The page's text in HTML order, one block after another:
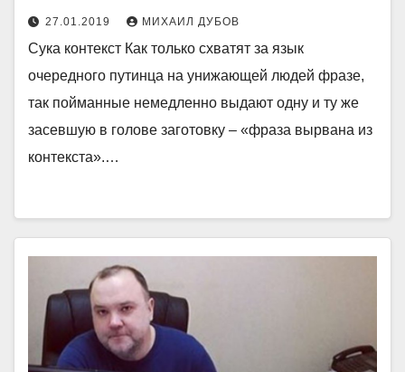
27.01.2019 МИХАИЛ ДУБОВ
Сука контекст Как только схватят за язык
очередного путинца на унижающей людей фразе,
так пойманные немедленно выдают одну и ту же
засевшую в голове заготовку – «фраза вырвана из
контекста».…